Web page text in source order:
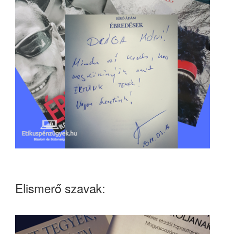
Elismerő szavak: